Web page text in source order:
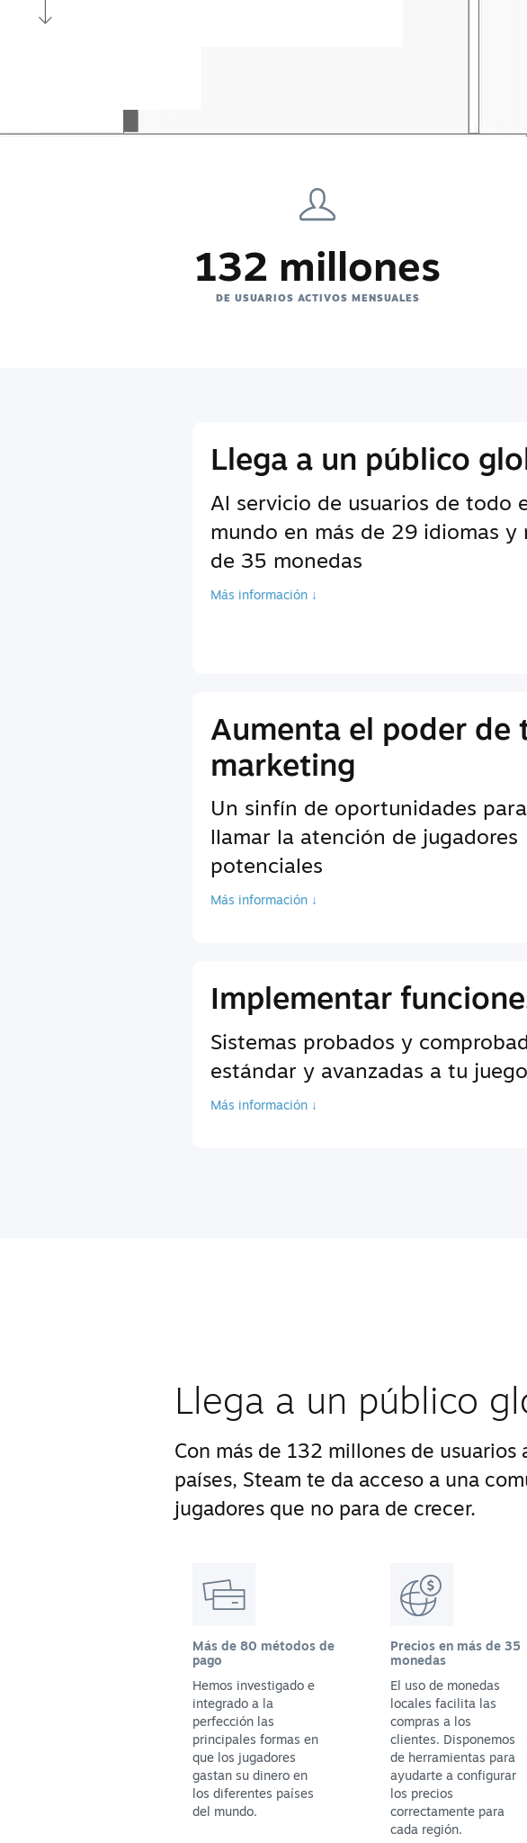
132 millones
DE USUARIOS ACTIVOS MENSUALES
Llega a un público
Al servicio de usuarios de todo
mundo en más de 29 idiomas y
de 35 monedas
Más información ↓
Aumenta el poder de
marketing
Un sinfín de oportunidades para
llamar la atención de jugadores
potenciales
Más información ↓
Implementar
Sistemas probados y
estándar y avanzadas a tu
Más información ↓
Llega a un público
Con más de 132 millones de
países, Steam te da acceso a una
jugadores que no para de crecer.
Más de 80 métodos de
pago
Hemos investigado e
integrado a la
perfección las
principales formas en
que los jugadores
gastan su dinero en
los diferentes países
del mundo.
Precios en más de 35
monedas
El uso de monedas
locales facilita las
compras a los
clientes. Disponemos
de herramientas para
ayudarte a configurar
los precios
correctamente para
cada región.